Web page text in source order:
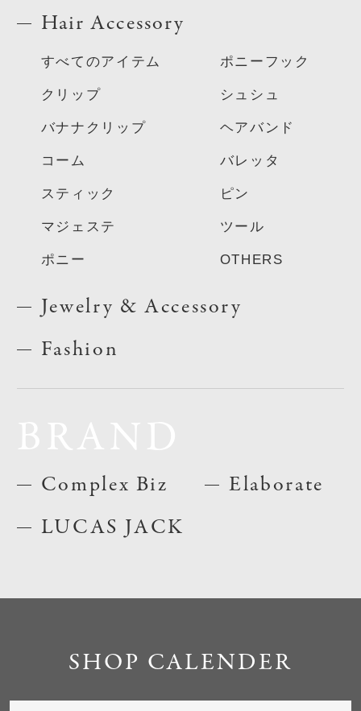
Hair Accessory
すべてのアイテム
クリップ
バナナクリップ
コーム
スティック
マジェステ
ポニー
ポニーフック
シュシュ
ヘアバンド
バレッタ
ピン
ツール
OTHERS
Jewelry & Accessory
Fashion
Complex Biz
LUCAS JACK
Elaborate
SHOP CALENDER